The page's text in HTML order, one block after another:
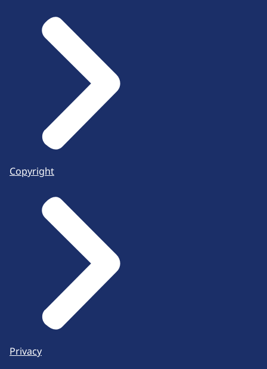
Copyright
Privacy